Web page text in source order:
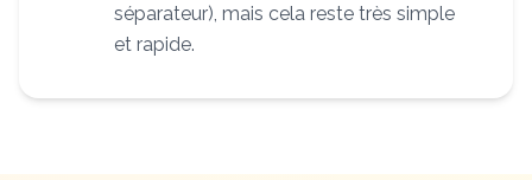
séparateur), mais cela reste très simple
et rapide.